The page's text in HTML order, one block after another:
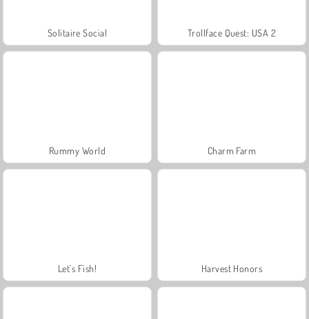
Solitaire Social Trollface Quest: USA 2
Rummy World Charm Farm
Let's Fish! Harvest Honors